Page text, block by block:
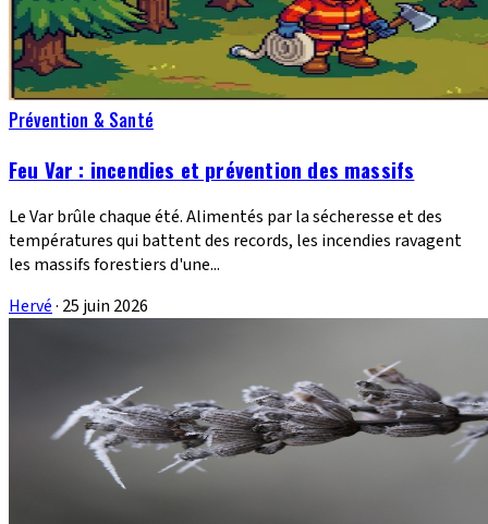
Prévention & Santé
Feu Var : incendies et prévention des massifs
Le Var brûle chaque été. Alimentés par la sécheresse et des
températures qui battent des records, les incendies ravagent
les massifs forestiers d'une...
Hervé· 25 juin 2026